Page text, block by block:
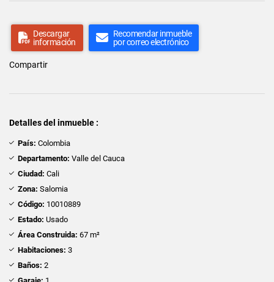
Descargar
información
Recomendar inmueble
por correo electrónico
Compartir
Detalles del inmueble :
País: Colombia
Departamento: Valle del Cauca
Ciudad: Cali
Zona: Salomia
Código: 10010889
Estado: Usado
Área Construida: 67 m²
Habitaciones: 3
Baños: 2